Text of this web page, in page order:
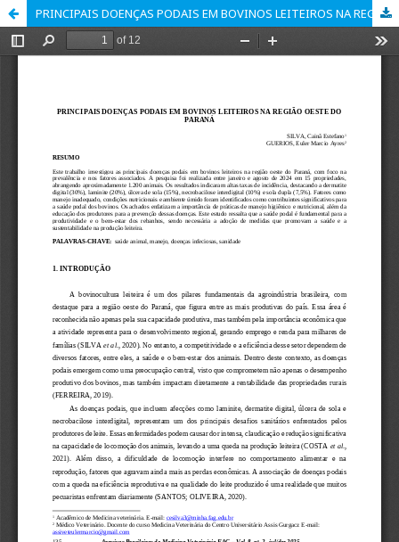
PRINCIPAIS DOENÇAS PODAIS EM BOVINOS LEITEIROS NA REGIÃO OESTE DO PARANÁ